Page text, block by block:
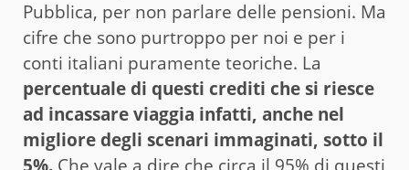
Pubblica, per non parlare delle pensioni. Ma
cifre che sono purtroppo per noi e per i
conti italiani puramente teoriche. La
percentuale di questi crediti che si riesce
ad incassare viaggia infatti, anche nel
migliore degli scenari immaginati, sotto il